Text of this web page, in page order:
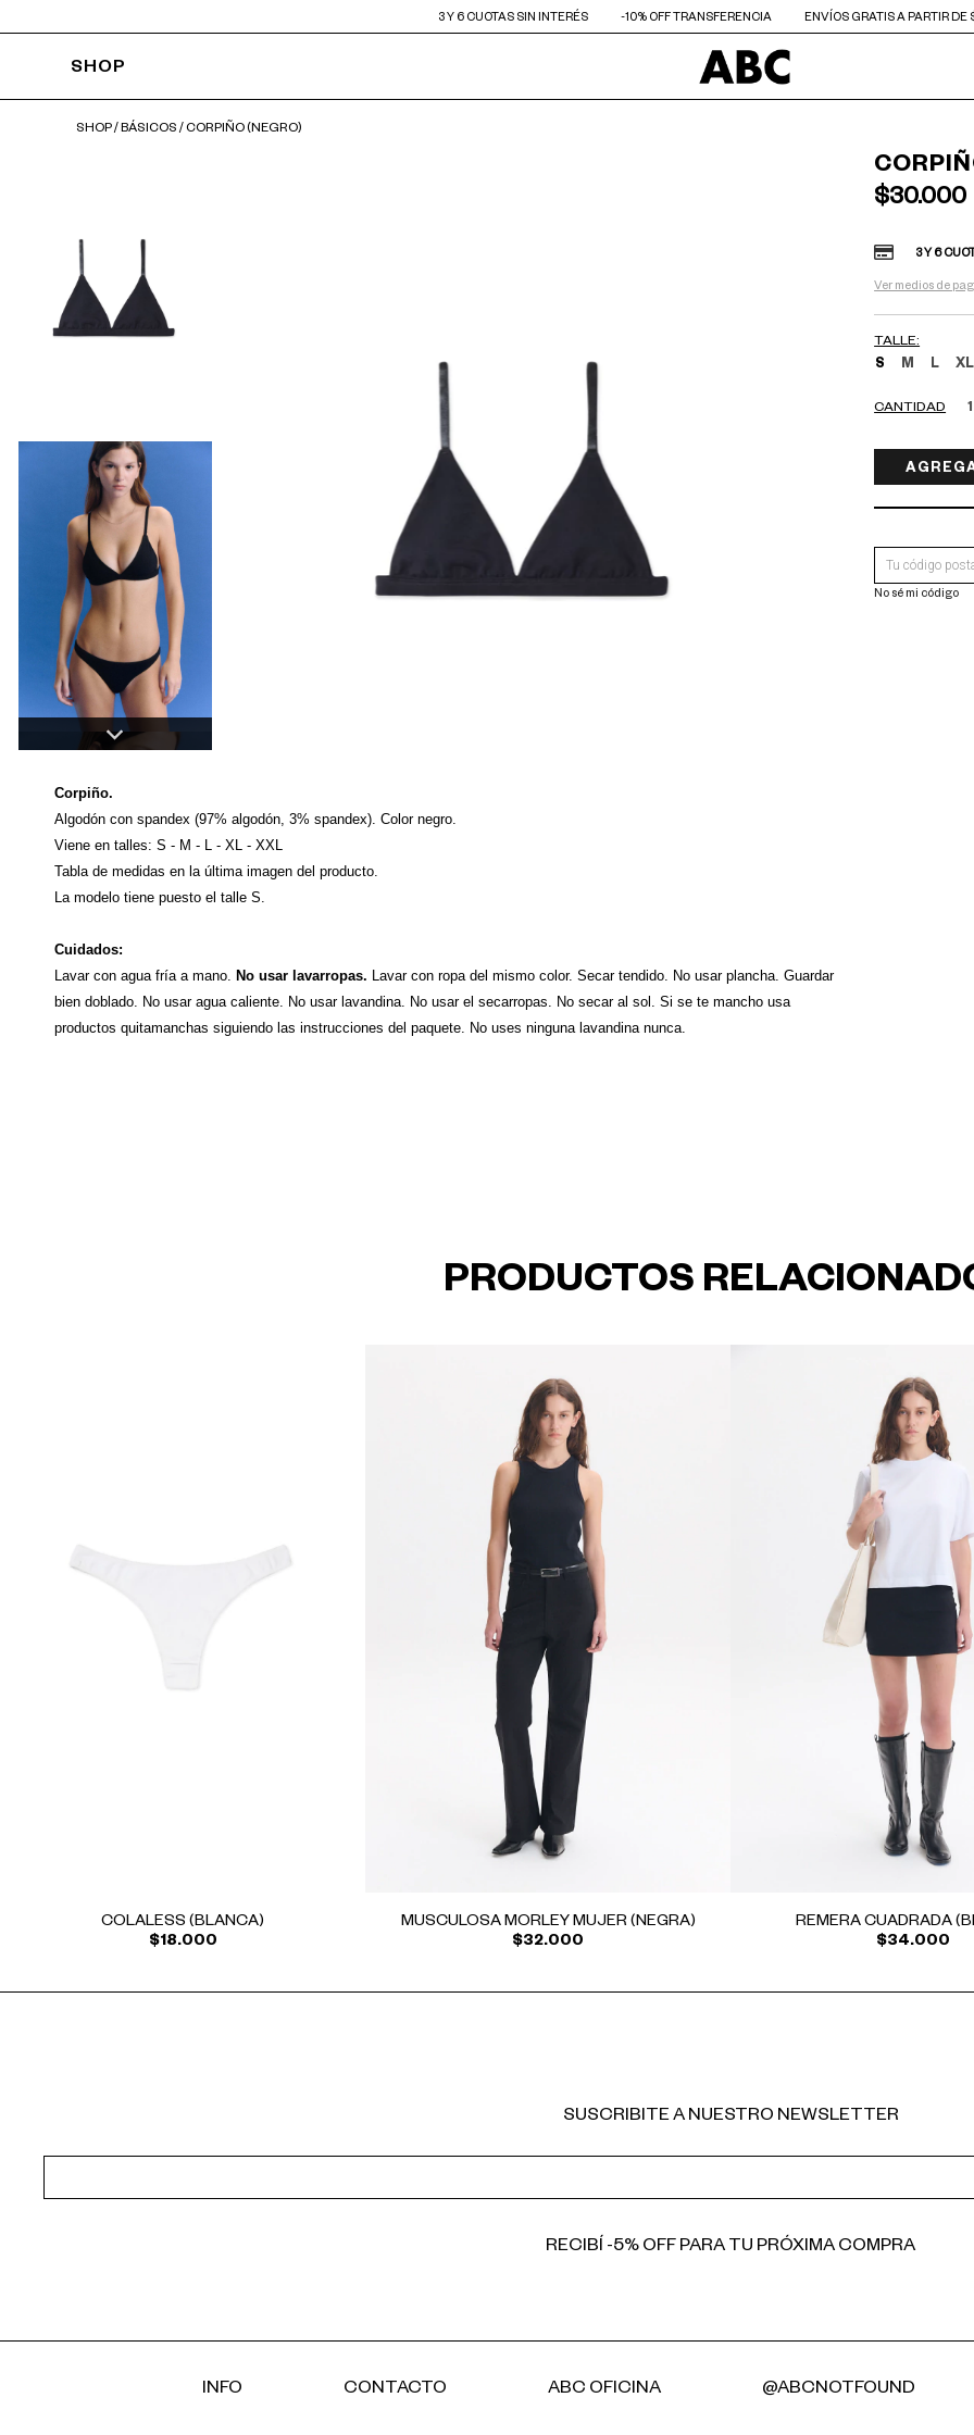
3 Y 6 CUOTAS SIN INTERÉS -10% OFF TRANSFERENCIA ENVÍOS GRATIS A PARTIR DE
SHOP
SHOP/ BÁSICOS / CORPIÑO (NEGRO)
Corpiño.
Algodón con spandex (97% algodón, 3% spandex). Color negro.
Viene en talles: S - M - L - XL - XXL
Tabla de medidas en la última imagen del producto.
La modelo tiene puesto el talle S.
Cuidados:
Lavar con agua fría a mano. No usar lavarropas. Lavar con ropa del mismo color. Secar tendido. No usar plancha. Guardar
bien doblado. No usar agua caliente. No usar lavandina. No usar el secarropas. No secar al sol. Si se te mancho usa
productos quitamanchas siguiendo las instrucciones del paquete. No uses ninguna lavandina nunca.
$30.000
3 Y 6
Ver medios de
TALLE:
S
M L XL
CANTIDAD
ENTREGAS AL
No sé mi código
PRODUCTOS
COLALESS (BLANCA)
$18.000
MUSCULOSA MORLEY MUJER (NEGRA)
$32.000
REMERA CUADRADA
$34.000
SUSCRIBITE A NUESTRO NEWSLETTER
RECIBÍ -5% OFF PARA TU PRÓXIMA COMPRA
INFO CONTACTO ABC OFICINA @ABCNOTFOUND